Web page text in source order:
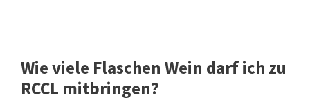
Wie viele Flaschen Wein darf ich zu
RCCL mitbringen?